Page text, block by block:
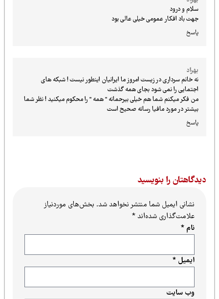
سلام و درود
جهت باد افکار عمومی خیلی عالی بود
نه خانم سرداری در زیست امروز ما ایرانیان اینطور نیست ! شبکه های
اجتمایی را نمی شود بجای همه گذشت
من فکر میکنم شما هم خیلی بیرحمانه " همه " را محکوم میکنید ! نظر شما
بیشتر در مورد مافیا رسانه صحیح است
را بنویسید
نشانی ایمیل شما منتشر نخواهد شد.بخش‌های موردنیاز
علامت‌گذاری شده‌اند*
ایمیل*
وب‌ سایت